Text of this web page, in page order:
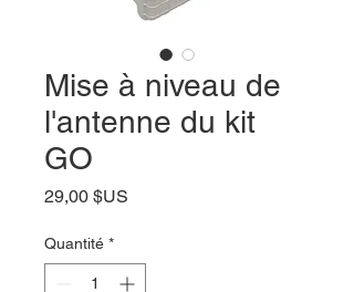
Mise à niveau de
l'antenne du kit
GO
29,00 $US
Quantité *